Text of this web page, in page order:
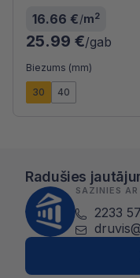
16.66 €/m2
25.99 €/gab
Biezums (mm)
30 40
Radušies
SAZINIES AR
2233